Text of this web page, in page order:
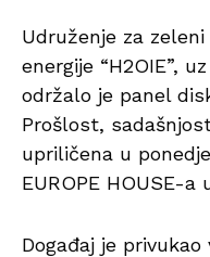
Udruženje za
energije “H2OIE”,
održalo je panel
Prošlost,
upriličena u
EUROPE HOUSE-a
Događaj je